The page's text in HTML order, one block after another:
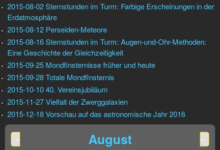
2015-08-02 Sternstunden im Turm: Farbige Erscheinungen in der
Erdatmosphäre
2015-08-12 Perseiden-Meteore
2015-08-16 Sternstunden im Turm: Augen-und-Ohr-Methoden:
Eine Geschichte der Gleichzeitigkeit
2015-09-25 Mondfinsternisse früher und heute
2015-09-28 Totale Mondfinsternis
2015-10-10 40. Vereinsjubiläum
2015-11-27 Vielfalt der Zwerggalaxien
2015-12-18 Vorschau auf das astronomische Jahr 2016
August
« »